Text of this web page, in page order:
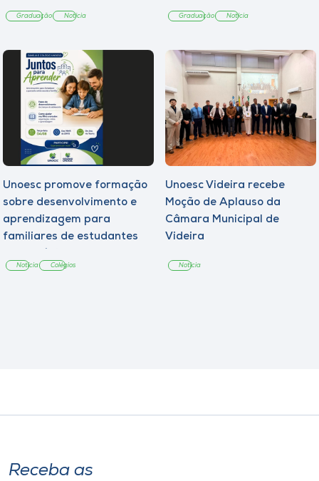
Graduação Notícia Graduação Notícia
Unoesc promove formação
sobre desenvolvimento e
aprendizagem para
familiares de estudantes
Notícia Colégios
Unoesc Videira recebe
Moção de Aplauso da
Câmara Municipal de
Videira
Notícia
Receba as